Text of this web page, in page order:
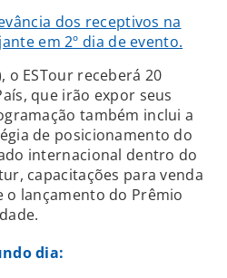
dos receptivos na
em 2º dia de evento.
o ESTour receberá 20
que irão expor seus
também inclui a
de posicionamento do
internacional dentro do
capacitações para venda
o lançamento do Prêmio
dia: